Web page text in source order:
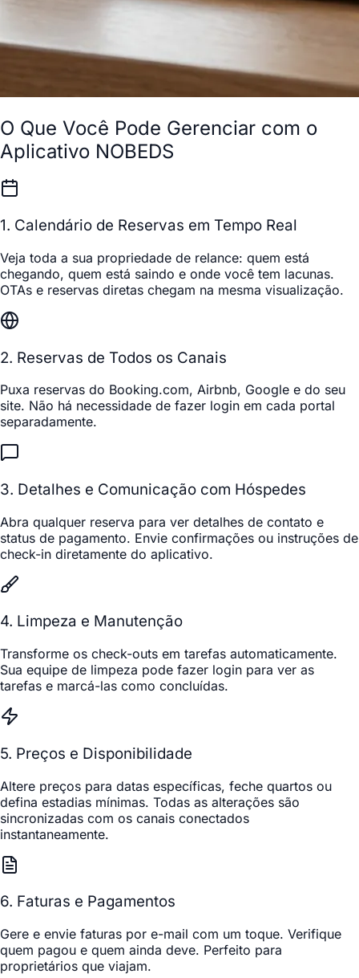
O Que Você Pode Gerenciar com o
Aplicativo NOBEDS
1. Calendário de Reservas em Tempo Real
Veja toda a sua propriedade de relance: quem está
chegando, quem está saindo e onde você tem lacunas.
OTAs e reservas diretas chegam na mesma visualização.
2. Reservas de Todos os Canais
Puxa reservas do Booking.com, Airbnb, Google e do seu
site. Não há necessidade de fazer login em cada portal
separadamente.
3. Detalhes e Comunicação com Hóspedes
Abra qualquer reserva para ver detalhes de contato e
status de pagamento. Envie confirmações ou instruções de
check-in diretamente do aplicativo.
4. Limpeza e Manutenção
Transforme os check-outs em tarefas automaticamente.
Sua equipe de limpeza pode fazer login para ver as
tarefas e marcá-las como concluídas.
5. Preços e Disponibilidade
Altere preços para datas específicas, feche quartos ou
defina estadias mínimas. Todas as alterações são
sincronizadas com os canais conectados
instantaneamente.
6. Faturas e Pagamentos
Gere e envie faturas por e-mail com um toque. Verifique
quem pagou e quem ainda deve. Perfeito para
proprietários que viajam.